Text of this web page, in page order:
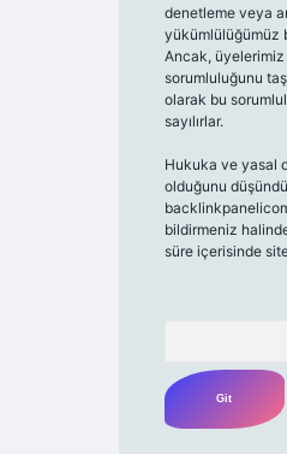
denetleme veya
yükümlülüğümüz
Ancak, üyelerimiz
sorumluluğunu
olarak bu
sayılırlar.
Hukuka ve yasal
olduğunu
bildirmeniz
süre içerisinde